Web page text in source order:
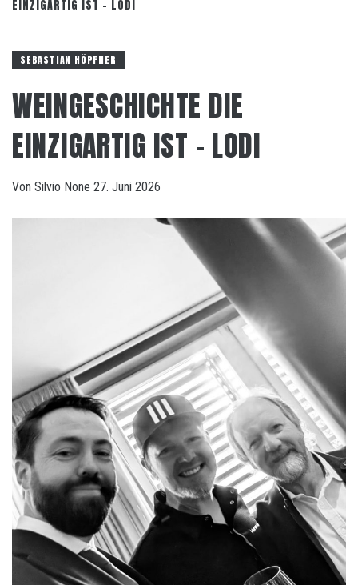
EINZIGARTIG IST – LODI
SEBASTIAN HÖPFNER
WEINGESCHICHTE DIE
EINZIGARTIG IST – LODI
Von Silvio None 27. Juni 2026